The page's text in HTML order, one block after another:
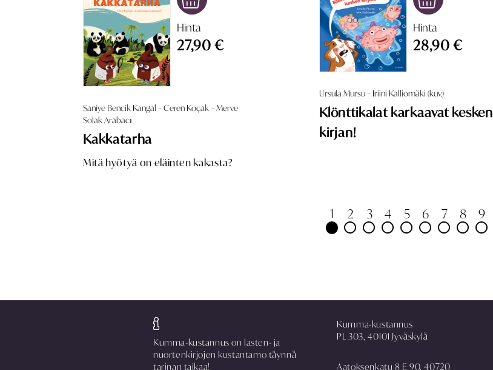
Hinta
27,90 €
Saniye Bencik Kangal – Ceren Koçak – Merve
Solak Arabacı
Kakkatarha
Mitä hyötyä on eläinten kakasta?
Hinta
28,90 €
Ursula Mursu – Iriini Kalliomäki (kuv.)
Klönttikalat karkaavat kesken
kirjan!
1 2 3 4 5 6 7 8 9
Kumma-kustannus on lasten- ja
nuortenkirjojen kustantamo täynnä
tarinan taikaa!
Kumma-kustannus
PL 303, 40101 Jyväskylä
Aatoksenkatu 8 E 90, 40720